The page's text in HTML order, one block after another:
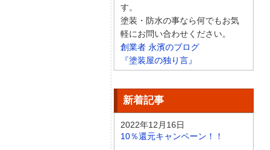
す。
塗装・防水の事なら何でもお気
軽にお問い合わせください。
創業者 永濱のブログ
『塗装屋の独り言』
新着記事
2022年12月16日
10％還元キャンペーン！！